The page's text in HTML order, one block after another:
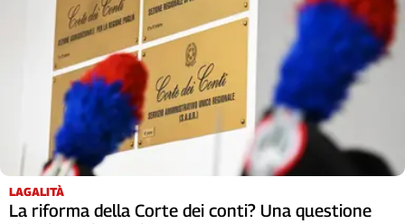
Cerca
Contatti
redazione
Newsletter
LAGALITÀ
La riforma della Corte dei conti? Una questione